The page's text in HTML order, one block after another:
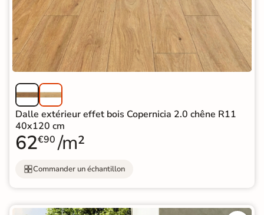
Dalle extérieur effet bois Copernicia 2.0 chêne R11
40x120 cm
62€90 /m²
Commander un échantillon